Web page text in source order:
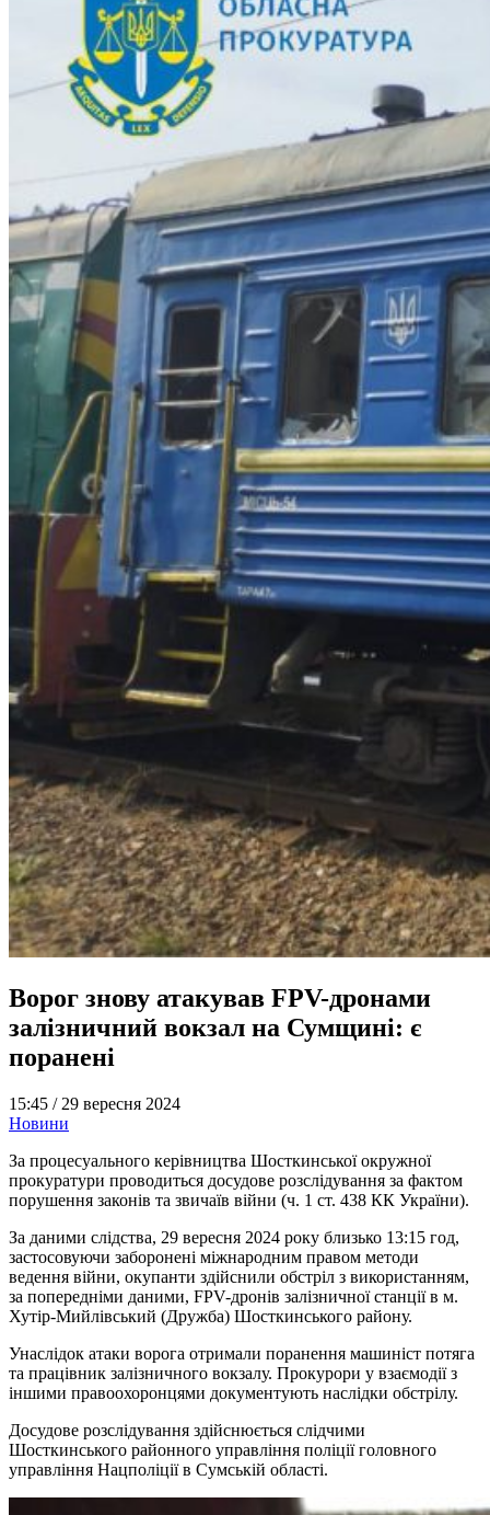
Ворог знову атакував FPV-дронами
залізничний вокзал на Сумщині: є
поранені
15:45 / 29 вересня 2024
Новини
За процесуального керівництва Шосткинської окружної
прокуратури проводиться досудове розслідування за фактом
порушення законів та звичаїв війни (ч. 1 ст. 438 КК України).
За даними слідства, 29 вересня 2024 року близько 13:15 год,
застосовуючи заборонені міжнародним правом методи
ведення війни, окупанти здійснили обстріл з використанням,
за попередніми даними, FPV-дронів залізничної станції в м.
Хутір-Мийлівський (Дружба) Шосткинського району.
Унаслідок атаки ворога отримали поранення машиніст потяга
та працівник залізничного вокзалу. Прокурори у взаємодії з
іншими правоохоронцями документують наслідки обстрілу.
Досудове розслідування здійснюється слідчими
Шосткинського районного управління поліції головного
управління Нацполіції в Сумській області.